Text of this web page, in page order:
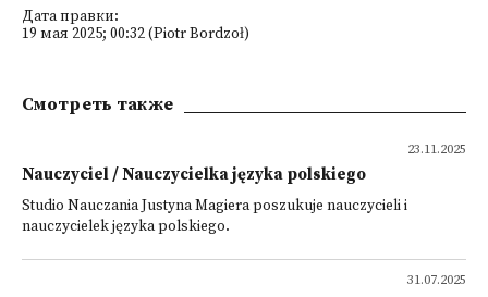
Дата правки:
19 мая 2025; 00:32 (Piotr Bordzoł)
Смотреть также
23.11.2025
Nauczyciel / Nauczycielka języka polskiego
Studio Nauczania Justyna Magiera poszukuje nauczycieli i
nauczycielek języka polskiego.
31.07.2025